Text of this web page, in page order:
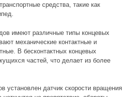
средства, такие как
имеют различные типы концевых
механические контактные и
В бесконтактных концевых
частей, что делает из более
установлен датчик скорости вращения